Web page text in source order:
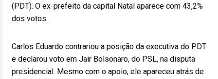
(PDT). O ex-prefeito da capital Natal aparece com 43,2%
dos votos.
Carlos Eduardo contrariou a posição da executiva do PDT
e declarou voto em Jair Bolsonaro, do PSL, na disputa
presidencial. Mesmo com o apoio, ele apareceu atrás de